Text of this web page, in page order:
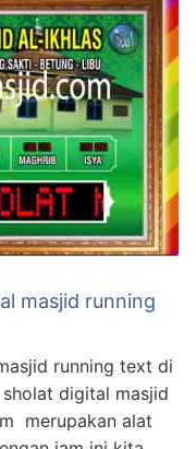
masjid running
running text di
digital masjid
merupakan alat